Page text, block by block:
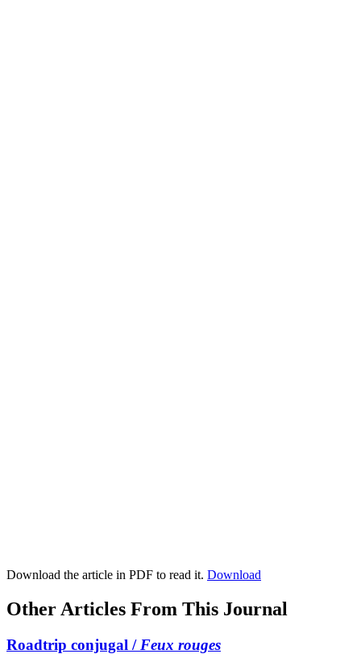
Download the article in PDF to read it. Download
Other Articles From This Journal
Roadtrip conjugal / Feux rouges